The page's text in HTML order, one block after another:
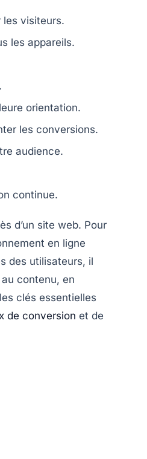
les visiteurs.
les appareils.
orientation.
les conversions.
audience.
continue.
d’un site web. Pour
en ligne
des utilisateurs, il
au contenu, en
clés essentielles
de conversion et de